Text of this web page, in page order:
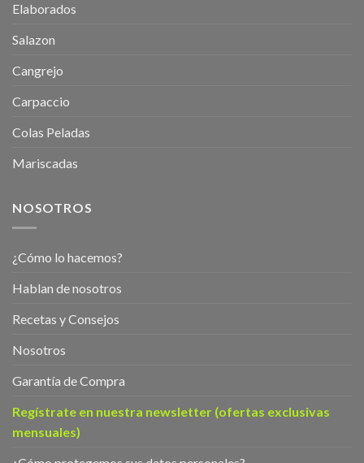
Elaborados
Salazon
Cangrejo
Carpaccio
Colas Peladas
Mariscadas
NOSOTROS
¿Cómo lo hacemos?
Hablan de nosotros
Recetas y Consejos
Nosotros
Garantía de Compra
Regístrate en nuestra newsletter (ofertas exclusivas
mensuales)